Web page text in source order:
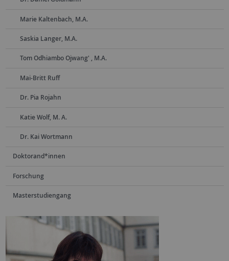
Marie Kaltenbach, M.A.
Saskia Langer, M.A.
Tom Odhiambo Ojwang' , M.A.
Mai-Britt Ruff
Dr. Pia Rojahn
Katie Wolf, M. A.
Dr. Kai Wortmann
Doktorand*innen
Forschung
Masterstudiengang